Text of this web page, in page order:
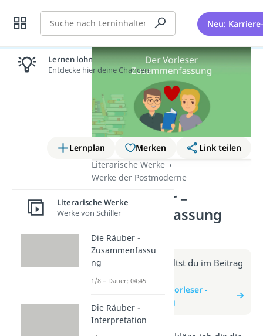
Suche Neu:
Lernplan Merken
Link teilen
Literarische Werke
Werke der Postmoderne
Der Vorleser –
Zusammenfassung
(Video)
Weitere Infos erhältst du im Beitrag
zum Video
zum Beitrag: Der Vorleser -
Zusammenfassung
Lernen lohnt sich!
Entdecke hier deine Chancen.
Literarische Werke
Werke von Schiller
Die Räuber -
Zusammenfassu
ng
1/8 – Dauer: 04:45
Die Räuber -
Interpretation